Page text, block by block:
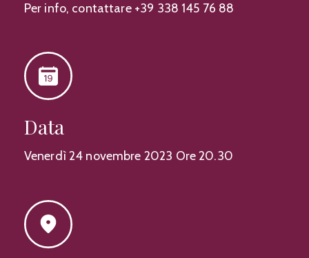
Per info, contattare +39 338 145 76 88
Data
Venerdì 24 novembre 2023 Ore 20.30